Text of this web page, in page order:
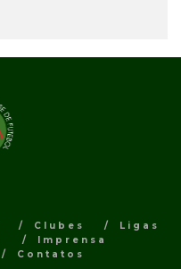
Clubes
Ligas
Imprensa
Contatos